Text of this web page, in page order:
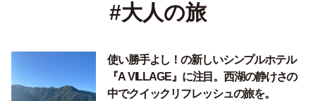
#大人の旅
使い勝手よし！の新しいシンプルホテル
『A VILLAGE』に注目。西湖の静けさの
中でクイックリフレッシュの旅を。